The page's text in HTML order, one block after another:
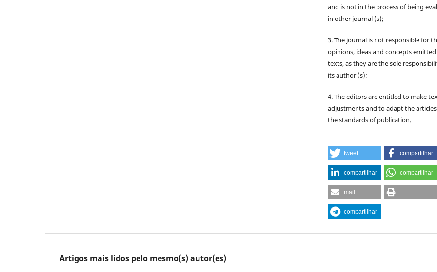
and is not in the process of being
in other journal (s);
3. The journal is not responsible for
opinions, ideas and concepts
texts, as they are the sole
its author (s);
4. The editors are entitled to make
adjustments and to adapt the
the standards of publication.
tweet compartilhar
compartilhar compartilhar
mail
compartilhar
Artigos mais lidos pelo mesmo(s) autor(es)